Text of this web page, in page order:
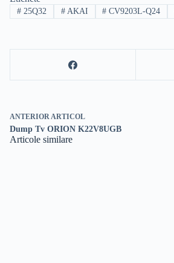
#25Q32 #AKAI # CV9203L-Q24
ANTERIORARTICOL
Dump Tv ORION K22V8UGB
Articole similare